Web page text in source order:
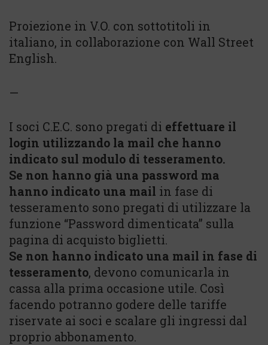
Proiezione in V.O. con sottotitoli in
italiano, in collaborazione con Wall Street
English.
—
I soci C.E.C. sono pregati di effettuare il
login utilizzando la mail che hanno
indicato sul modulo di tesseramento.
Se non hanno già una password ma
hanno indicato una mail in fase di
tesseramento sono pregati di utilizzare la
funzione “Password dimenticata” sulla
pagina di acquisto biglietti.
Se non hanno indicato una mail in fase di
tesseramento, devono comunicarla in
cassa alla prima occasione utile. Così
facendo potranno godere delle tariffe
riservate ai soci e scalare gli ingressi dal
proprio abbonamento.